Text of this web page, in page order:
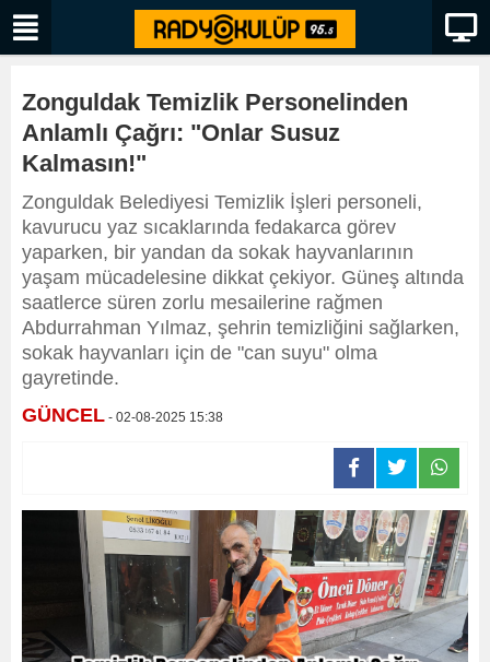
Zonguldak Temizlik Personelinden
Anlamlı Çağrı: "Onlar Susuz
Kalmasın!"
Zonguldak Belediyesi Temizlik İşleri personeli,
kavurucu yaz sıcaklarında fedakarca görev
yaparken, bir yandan da sokak hayvanlarının
yaşam mücadelesine dikkat çekiyor. Güneş altında
saatlerce süren zorlu mesailerine rağmen
Abdurrahman Yılmaz, şehrin temizliğini sağlarken,
sokak hayvanları için de "can suyu" olma
gayretinde.
GÜNCEL - 02-08-2025 15:38